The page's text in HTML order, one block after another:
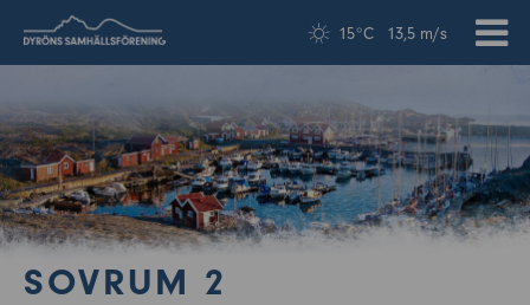
15°C 13,5 m/s
SOVRUM 2